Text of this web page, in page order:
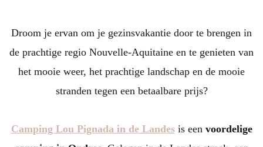
Droom je ervan om je gezinsvakantie door te brengen in
de prachtige regio Nouvelle-Aquitaine en te genieten van
het mooie weer, het prachtige landschap en de mooie
stranden tegen een betaalbare prijs?
Camping Lou Pignada in de Landesis een voordelige